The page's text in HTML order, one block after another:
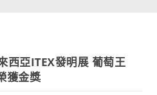
西亞ITEX發明展 葡萄王
獲金獎